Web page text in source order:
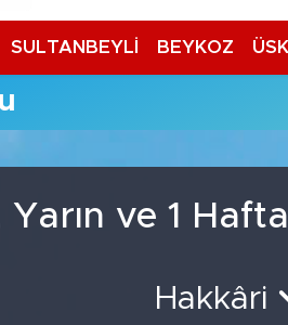
SULTANBEYLİ BEYKOZ
ve 1
Hakkâri